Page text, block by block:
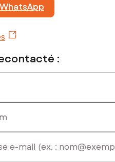
: Nina LANGLOIS, Tél. : 06
de MELUN sous le numéro
WhatsApp
: